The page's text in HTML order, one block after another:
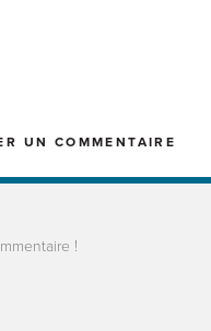
UN COMMENTAIRE
!